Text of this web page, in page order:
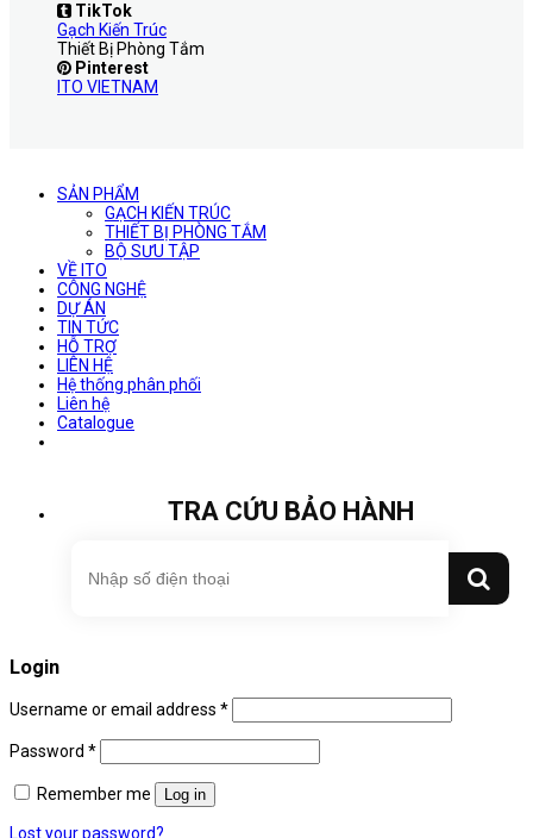
TikTok
Gạch Kiến Trúc
Thiết Bị Phòng Tắm
Pinterest
ITO VIETNAM
SẢN PHẨM
GẠCH KIẾN TRÚC
THIẾT BỊ PHÒNG TẮM
BỘ SƯU TẬP
VỀ ITO
CÔNG NGHỆ
DỰ ÁN
TIN TỨC
HỖ TRỢ
LIÊN HỆ
Hệ thống phân phối
Liên hệ
Catalogue
TRA CỨU BẢO HÀNH
Login
Username or email address *
Password *
Remember me Log in
Lost your password?